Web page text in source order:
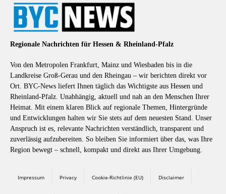
Regionale Nachrichten für Hessen & Rheinland-Pfalz
Von den Metropolen Frankfurt, Mainz und Wiesbaden bis in die
Landkreise Groß-Gerau und den Rheingau – wir berichten direkt vor
Ort. BYC-News liefert Ihnen täglich das Wichtigste aus Hessen und
Rheinland-Pfalz. Unabhängig, aktuell und nah an den Menschen Ihrer
Heimat. Mit einem klaren Blick auf regionale Themen, Hintergründe
und Entwicklungen halten wir Sie stets auf dem neuesten Stand. Unser
Anspruch ist es, relevante Nachrichten verständlich, transparent und
zuverlässig aufzubereiten. So bleiben Sie informiert über das, was Ihre
Region bewegt – schnell, kompakt und direkt aus Ihrer Umgebung.
Impressum Privacy Cookie-Richtlinie (EU) Disclaimer